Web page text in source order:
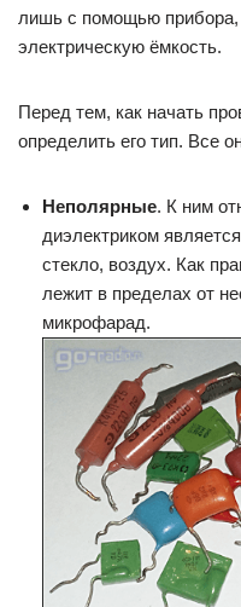
лишь с помощью прибора,
электрическую ёмкость.
Перед тем, как начать
определить его тип. Все
Неполярные. К ним
диэлектриком
стекло, воздух. Как
лежит в пределах от
микрофарад.